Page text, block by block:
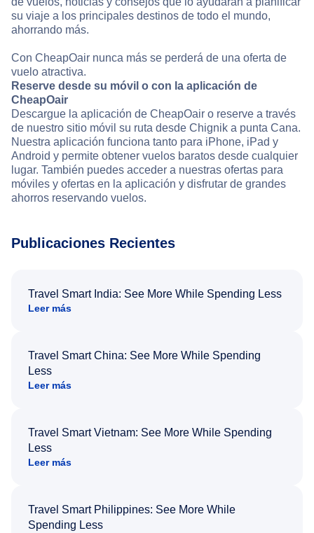
su viaje a los principales destinos de todo el mundo,
ahorrando más.
Con CheapOair nunca más se perderá de una oferta de
vuelo atractiva.
Reserve desde su móvil o con la aplicación de
CheapOair
Descargue la aplicación de CheapOair o reserve a través
de nuestro sitio móvil su ruta desde Chignik a punta Cana.
Nuestra aplicación funciona tanto para iPhone, iPad y
Android y permite obtener vuelos baratos desde cualquier
lugar. También puedes acceder a nuestras ofertas para
móviles y ofertas en la aplicación y disfrutar de grandes
ahorros reservando vuelos.
Publicaciones Recientes
Travel Smart India: See More While Spending Less
Leer más
Travel Smart China: See More While Spending
Less
Leer más
Travel Smart Vietnam: See More While Spending
Less
Leer más
Travel Smart Philippines: See More While
Spending Less